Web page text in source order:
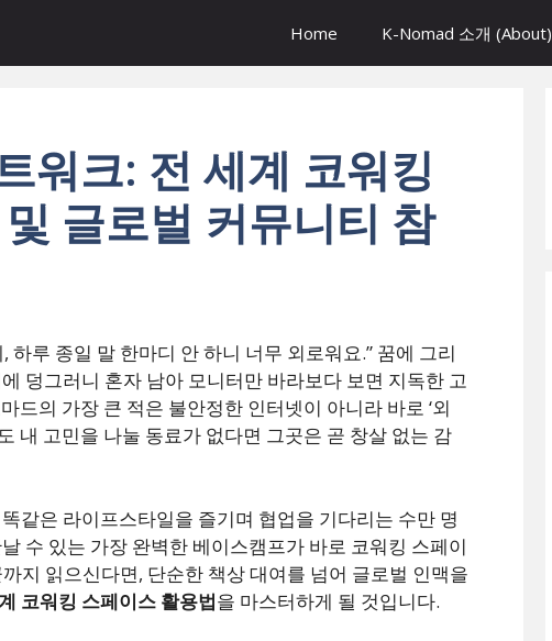
Home K-Nomad 소개 (About)
워크: 전 세계 코워킹
글로벌 커뮤니티 참
하루 종일 말 한마디 안 하니 너무 외로워요.” 꿈에 그리
덩그러니 혼자 남아 모니터만 바라보다 보면 지독한 고
드의 가장 큰 적은 불안정한 인터넷이 아니라 바로 ‘외
내 고민을 나눌 동료가 없다면 그곳은 곧 창살 없는 감
같은 라이프스타일을 즐기며 협업을 기다리는 수만 명
수 있는 가장 완벽한 베이스캠프가 바로 코워킹 스페이
지 읽으신다면, 단순한 책상 대여를 넘어 글로벌 인맥을
코워킹 스페이스 활용법을 마스터하게 될 것입니다.